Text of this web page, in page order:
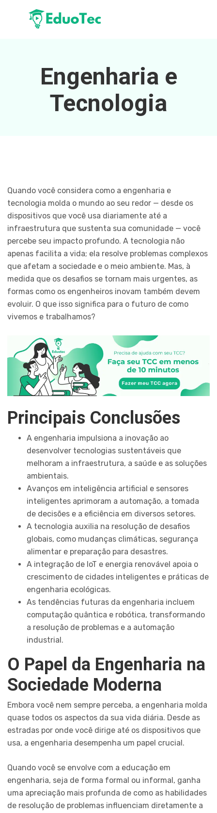
Engenharia e
Tecnologia
Quando você considera como a engenharia e
tecnologia molda o mundo ao seu redor — desde os
dispositivos que você usa diariamente até a
infraestrutura que sustenta sua comunidade — você
percebe seu impacto profundo. A tecnologia não
apenas facilita a vida; ela resolve problemas complexos
que afetam a sociedade e o meio ambiente. Mas, à
medida que os desafios se tornam mais urgentes, as
formas como os engenheiros inovam também devem
evoluir. O que isso significa para o futuro de como
vivemos e trabalhamos?
Principais Conclusões
A engenharia impulsiona a inovação ao
desenvolver tecnologias sustentáveis que
melhoram a infraestrutura, a saúde e as soluções
ambientais.
Avanços em inteligência artificial e sensores
inteligentes aprimoram a automação, a tomada
de decisões e a eficiência em diversos setores.
A tecnologia auxilia na resolução de desafios
globais, como mudanças climáticas, segurança
alimentar e preparação para desastres.
A integração de IoT e energia renovável apoia o
crescimento de cidades inteligentes e práticas de
engenharia ecológicas.
As tendências futuras da engenharia incluem
computação quântica e robótica, transformando
a resolução de problemas e a automação
industrial.
O Papel da Engenharia na
Sociedade Moderna
Embora você nem sempre perceba, a engenharia molda
quase todos os aspectos da sua vida diária. Desde as
estradas por onde você dirige até os dispositivos que
usa, a engenharia desempenha um papel crucial.
Quando você se envolve com a educação em
engenharia, seja de forma formal ou informal, ganha
uma apreciação mais profunda de como as habilidades
de resolução de problemas influenciam diretamente a